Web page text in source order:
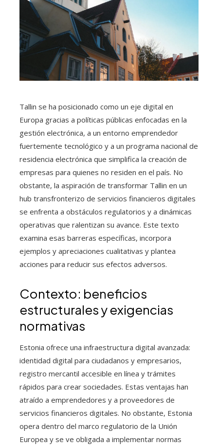
Tallin se ha posicionado como un eje digital en
Europa gracias a políticas públicas enfocadas en la
gestión electrónica, a un entorno emprendedor
fuertemente tecnológico y a un programa nacional de
residencia electrónica que simplifica la creación de
empresas para quienes no residen en el país. No
obstante, la aspiración de transformar Tallin en un
hub transfronterizo de servicios financieros digitales
se enfrenta a obstáculos regulatorios y a dinámicas
operativas que ralentizan su avance. Este texto
examina esas barreras específicas, incorpora
ejemplos y apreciaciones cualitativas y plantea
acciones para reducir sus efectos adversos.
Contexto: beneficios
estructurales y exigencias
normativas
Estonia ofrece una infraestructura digital avanzada:
identidad digital para ciudadanos y empresarios,
registro mercantil accesible en línea y trámites
rápidos para crear sociedades. Estas ventajas han
atraído a emprendedores y a proveedores de
servicios financieros digitales. No obstante, Estonia
opera dentro del marco regulatorio de la Unión
Europea y se ve obligada a implementar normas